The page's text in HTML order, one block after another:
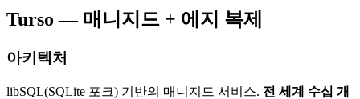
Turso — 매니지드 + 에지 복제
아키텍처
libSQL(SQLite 포크) 기반의 매니지드 서비스. 전 세계 수십 개